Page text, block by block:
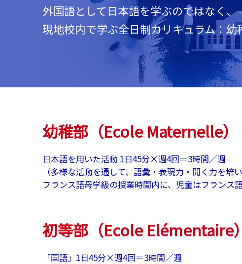
外国語として日本語を学ぶのではなく
現地校内で学ぶ全日制カリキュラム：
幼稚部（Ecole Maternelle）
日本語を用いた活動 1日45分×週4回＝3時間／週
（多様な活動を通して、語彙・表現力・聞く力を培
フランス語母学級の授業時間内に、児童はフランス
初等部（Ecole Elémentaire）
「国語」1日45分×週4回＝3時間／週